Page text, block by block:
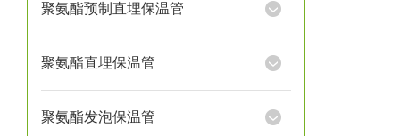
聚氨酯预制直埋保温管
聚氨酯直埋保温管
聚氨酯发泡保温管